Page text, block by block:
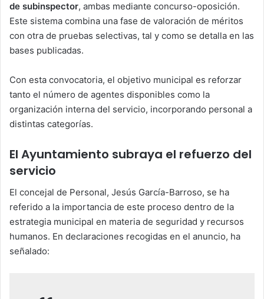
de subinspector, ambas mediante concurso-oposición.
Este sistema combina una fase de valoración de méritos
con otra de pruebas selectivas, tal y como se detalla en las
bases publicadas.
Con esta convocatoria, el objetivo municipal es reforzar
tanto el número de agentes disponibles como la
organización interna del servicio, incorporando personal a
distintas categorías.
El Ayuntamiento subraya el refuerzo del
servicio
El concejal de Personal, Jesús García-Barroso, se ha
referido a la importancia de este proceso dentro de la
estrategia municipal en materia de seguridad y recursos
humanos. En declaraciones recogidas en el anuncio, ha
señalado: